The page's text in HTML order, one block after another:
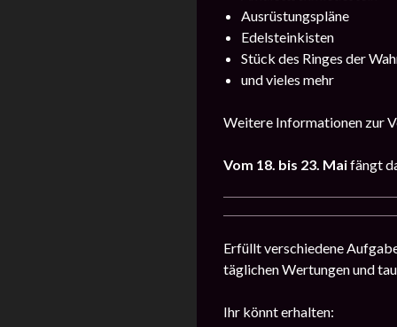
Ausrüstungspläne
Edelsteinkisten
Stück des Ringes der
und vieles mehr
Weitere Informationen zur
Vom 18. bis 23. Maifängt
Erfüllt verschiedene
täglichen Wertungen und
Ihr könnt erhalten: